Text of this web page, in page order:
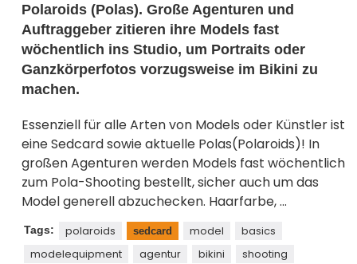
Polaroids (Polas). Große Agenturen und
Auftraggeber zitieren ihre Models fast
wöchentlich ins Studio, um Portraits oder
Ganzkörperfotos vorzugsweise im Bikini zu
machen.
Essenziell für alle Arten von Models oder Künstler ist
eine Sedcard sowie aktuelle Polas(Polaroids)! In
großen Agenturen werden Models fast wöchentlich
zum Pola-Shooting bestellt, sicher auch um das
Model generell abzuchecken. Haarfarbe, ...
Tags: polaroids sedcard model
basics
modelequipment
agentur bikini shooting